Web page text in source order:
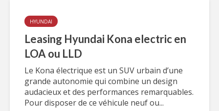
HYUNDAI
Leasing Hyundai Kona electric en
LOA ou LLD
Le Kona électrique est un SUV urbain d’une
grande autonomie qui combine un design
audacieux et des performances remarquables.
Pour disposer de ce véhicule neuf ou...